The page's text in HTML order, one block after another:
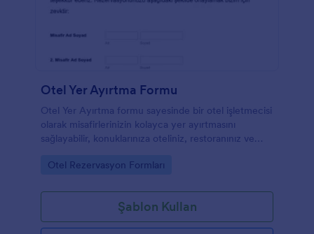
Otel Yer Ayırtma Formu
Otel Yer Ayırtma formu sayesinde bir otel işletmecisi
olarak misafirlerinizin kolayca yer ayırtmasını
sağlayabilir, konuklarınıza oteliniz, restoranınız ve
Konaklama tarihleri ve diğer ihtiyaçlar için özel
yeniden düzenleyebilirsiniz.
Go to Category:
Otel Rezervasyon Formları
Şablon Kullan